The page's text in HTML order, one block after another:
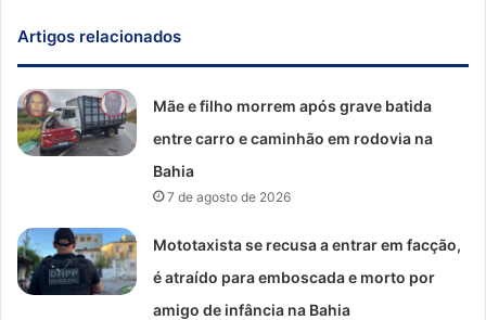
Artigos relacionados
Mãe e filho morrem após grave batida
entre carro e caminhão em rodovia na
Bahia
7 de agosto de 2026
Mototaxista se recusa a entrar em facção,
é atraído para emboscada e morto por
amigo de infância na Bahia